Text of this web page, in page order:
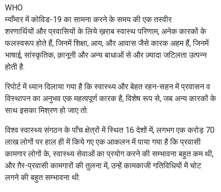
WHO
म्याँमार में कोविड-19 का सामना करने के समय की एक तस्वीर
शरणार्थियों और प्रवासियों के लिये ख़राब स्वास्थ परिणाम, अनेक कारकों के
फलस्वरूप होते हैं, जिनमें शिक्षा, आय, और आवास जैसे कारक अहम हैं, जिनमें
भाषाई, सांस्कृतिक, क़ानूनी और अन्य बाधाओं से और ज़्यादा जटिलता उत्पन्न
होती है.
रिपोर्ट में ध्यान दिलाया गया है कि स्वास्थ्य और बेहत रहन-सहन में प्रवासन व
विस्थापन का अनुभव एक महत्वपूर्ण कारक है, विशेष रूप से, जब अन्य कारकों के
साथ इसका मिश्रण हो जाए तो.
विश्व स्वास्थ्य संगठनके पाँच क्षेत्रों में स्थित 16 देशों में, लगभग एक करोड़ 70
लाख लोगों पर हाल ही में किये गए एक आकलन में पाया गया है कि प्रवासी
कामगार लोगों के, स्वास्थ्य सेवाओं का प्रयोग करने की सम्भावना बहुत कम थी,
और ग़ैर-प्रवासी कामगारों की तुलना में, उन्हें कामकाजी गतिविधियों में चोट
लगने की बहुत सम्भावना थी.